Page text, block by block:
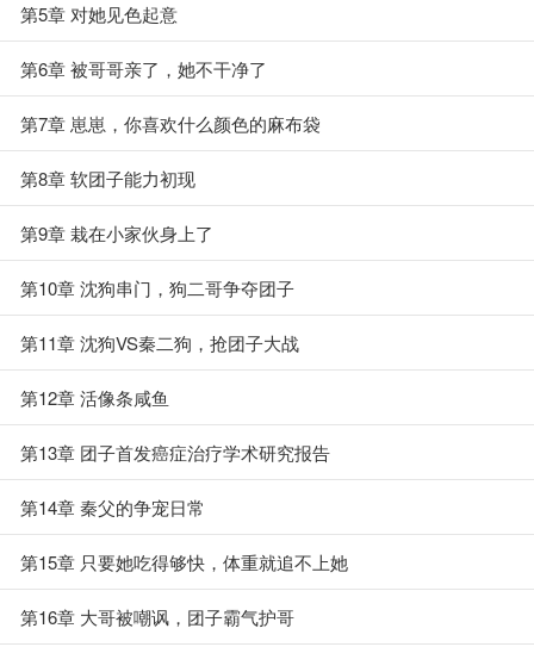
第5章 对她见色起意
第6章 被哥哥亲了，她不干净了
第7章 崽崽，你喜欢什么颜色的麻布袋
第8章 软团子能力初现
第9章 栽在小家伙身上了
第10章 沈狗串门，狗二哥争夺团子
第11章 沈狗VS秦二狗，抢团子大战
第12章 活像条咸鱼
第13章 团子首发癌症治疗学术研究报告
第14章 秦父的争宠日常
第15章 只要她吃得够快，体重就追不上她
第16章 大哥被嘲讽，团子霸气护哥